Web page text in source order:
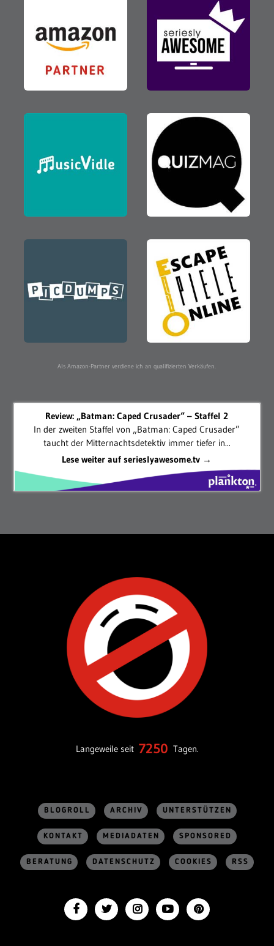
Als Amazon-Partner verdiene ich an qualifizierten Verkäufen.
Review: „Batman: Caped Crusader“ – Staffel 2
In der zweiten Staffel von „Batman: Caped Crusader”
taucht der Mitternachtsdetektiv immer tiefer in...
Lese weiter auf serieslyawesome.tv →
Langeweile seit 7250 Tagen.
BLOGROLL ARCHIV UNTERSTÜTZEN
KONTAKT MEDIADATEN SPONSORED
BERATUNG DATENSCHUTZ COOKIES RSS